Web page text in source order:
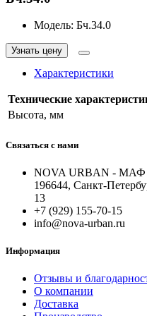
Модель: Бч.34.0
Узнать цену
Характеристики
Технические
Высота, мм
Связаться с нами
NOVA URBAN - МАФ
196644, Санкт-
13
+7 (929) 155-70-15
info@nova-urban.ru
Информация
Отзывы и
О компании
Доставка